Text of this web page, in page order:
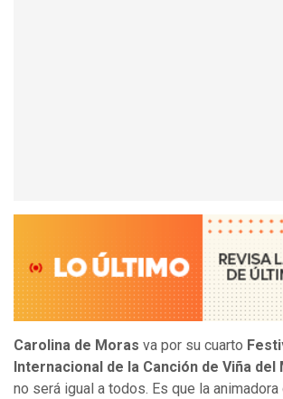
Carolina de Moras va por su cuarto
Internacional de la Canción de Viña del
no será igual a todos. Es que la